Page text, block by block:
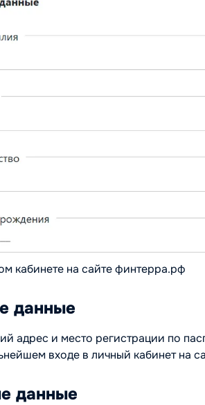
кабинете на сайте финтерра.рф
данные
адрес и место регистрации по
входе в личный кабинет на
данные